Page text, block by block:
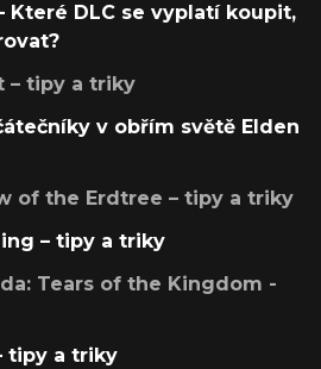
Které DLC se vyplatí koupit,
– tipy a triky
v obřím světě Elden
of the Erdtree – tipy a triky
– tipy a triky
Tears of the Kingdom -
tipy a triky